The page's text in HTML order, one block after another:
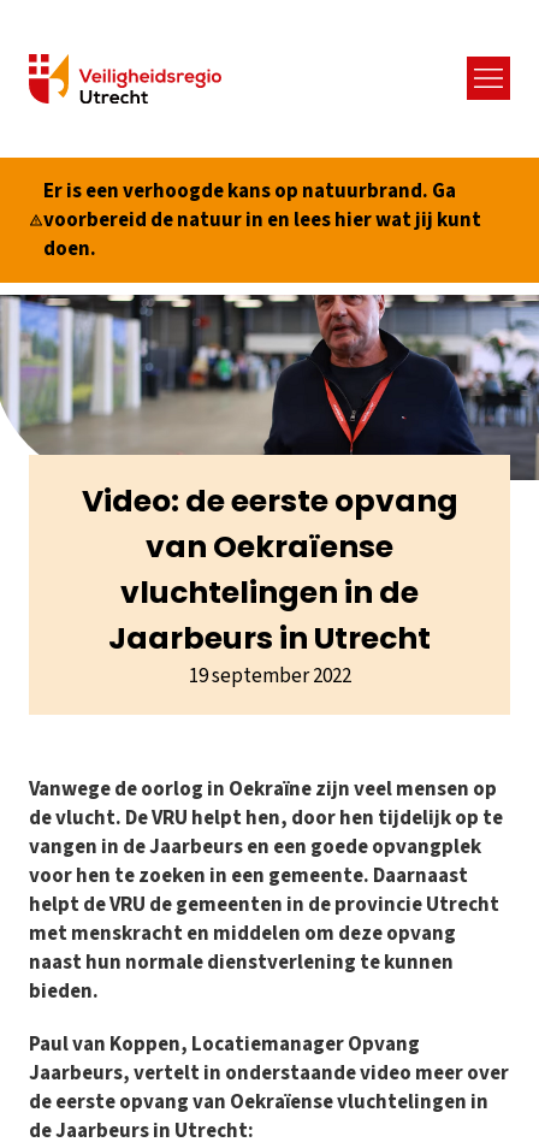
Menu
Er is een verhoogde kans op natuurbrand. Ga
voorbereid de natuur in en lees hier wat jij kunt
doen.
Video: de eerste opvang
van Oekraïense
vluchtelingen in de
Jaarbeurs in Utrecht
19 september 2022
Vanwege de oorlog in Oekraïne zijn veel mensen op
de vlucht. De VRU helpt hen, door hen tijdelijk op te
vangen in de Jaarbeurs en een goede opvangplek
voor hen te zoeken in een gemeente. Daarnaast
helpt de VRU de gemeenten in de provincie Utrecht
met menskracht en middelen om deze opvang
naast hun normale dienstverlening te kunnen
bieden.
Paul van Koppen, Locatiemanager Opvang
Jaarbeurs, vertelt in onderstaande video meer over
de eerste opvang van Oekraïense vluchtelingen in
de Jaarbeurs in Utrecht: